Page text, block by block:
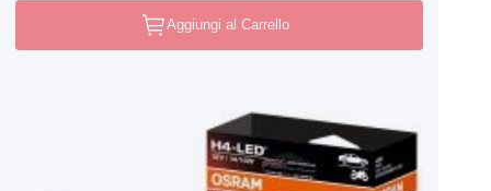
Aggiungi al Carrello